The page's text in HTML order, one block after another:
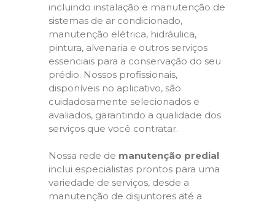
incluindo instalação e manutenção de
sistemas de ar condicionado,
manutenção elétrica, hidráulica,
pintura, alvenaria e outros serviços
essenciais para a conservação do seu
prédio. Nossos profissionais,
disponíveis no aplicativo, são
cuidadosamente selecionados e
avaliados, garantindo a qualidade dos
serviços que você contratar.
Nossa rede de manutenção predial
inclui especialistas prontos para uma
variedade de serviços, desde a
manutenção de disjuntores até a